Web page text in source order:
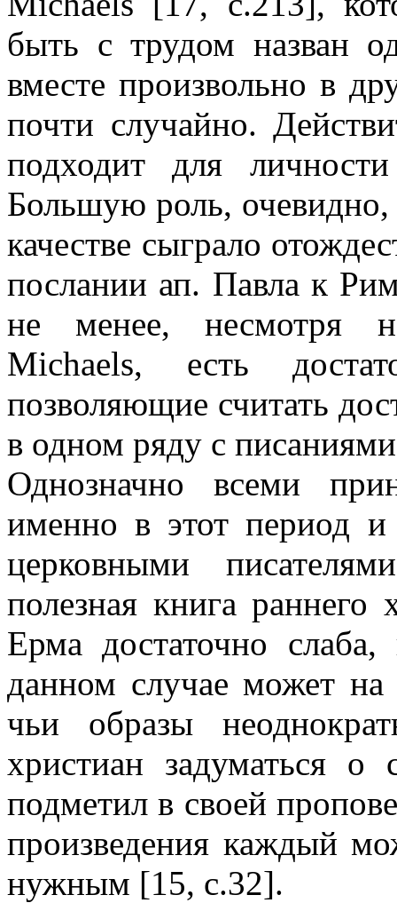
быть с трудом назван
вместе произвольно в
почти случайно.
подходит для
Большую роль,
качестве сыграло
послании ап. Павла к
не менее, несмотря
Michaels, есть
позволяющие считать
в одном ряду с
Однозначно всеми
именно в этот период и
церковными
полезная книга раннего
Ерма достаточно
данном случае может на
чьи образы
христиан задуматься
подметил в своей
произведения каждый
нужным [15, с.32].